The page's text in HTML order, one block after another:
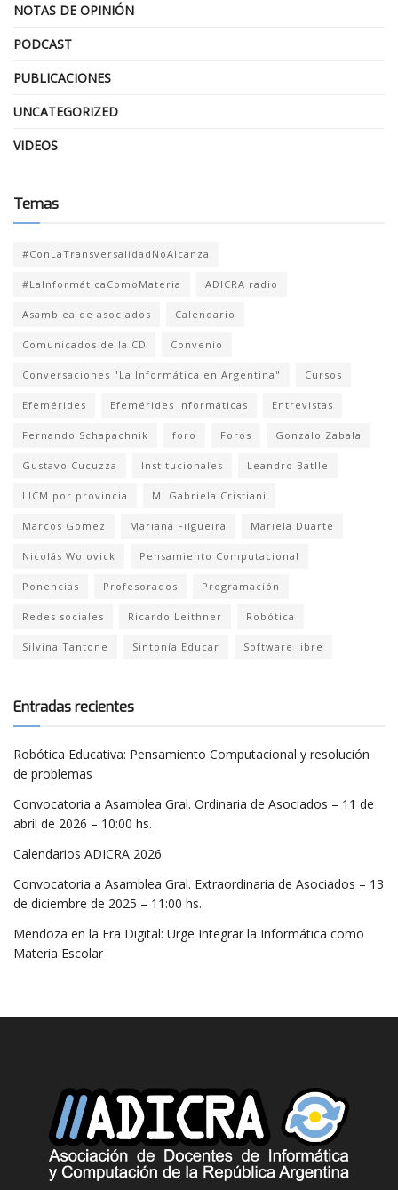
NOTAS DE OPINIÓN
PODCAST
PUBLICACIONES
UNCATEGORIZED
VIDEOS
Temas
#ConLaTransversalidadNoAlcanza
#LaInformáticaComoMateria ADICRA radio
Asamblea de asociados Calendario
Comunicados de la CD Convenio
Conversaciones "La Informática en Argentina" Cursos
Efemérides Efemérides Informáticas Entrevistas
Fernando Schapachnik foro Foros Gonzalo Zabala
Gustavo Cucuzza Institucionales Leandro Batlle
LICM por provincia M. Gabriela Cristiani
Marcos Gomez Mariana Filgueira Mariela Duarte
Nicolás Wolovick Pensamiento Computacional
Ponencias Profesorados Programación
Redes sociales Ricardo Leithner Robótica
Silvina Tantone Sintonía Educar Software libre
Entradas recientes
Robótica Educativa: Pensamiento Computacional y resolución
de problemas
Convocatoria a Asamblea Gral. Ordinaria de Asociados – 11 de
abril de 2026 – 10:00 hs.
Calendarios ADICRA 2026
Convocatoria a Asamblea Gral. Extraordinaria de Asociados – 13
de diciembre de 2025 – 11:00 hs.
Mendoza en la Era Digital: Urge Integrar la Informática como
Materia Escolar